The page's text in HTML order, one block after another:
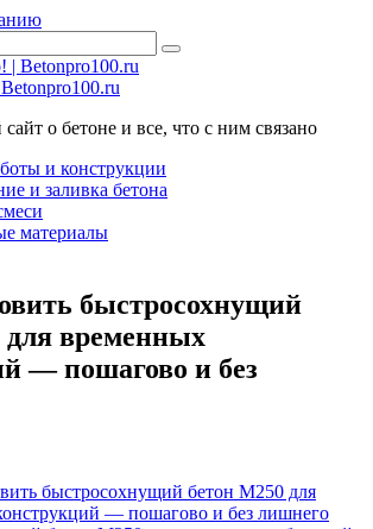
о бетоне и все, что с ним связано
и конструкции
и заливка бетона
материалы
быстросохнущий
временных
— пошагово и без
быстросохнущий бетон М250 для
— пошагово и без лишнего